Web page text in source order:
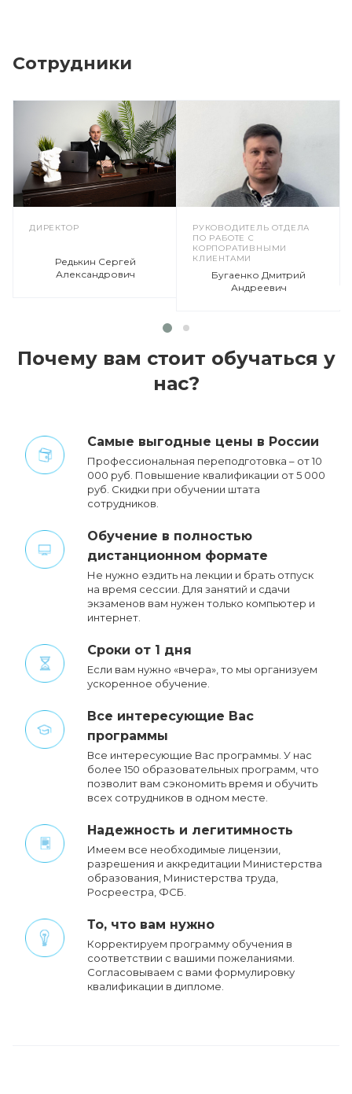
Сотрудники
ДИРЕКТОР
Редькин Сергей
Александрович
РУКОВОДИТЕЛЬ ОТДЕЛА
ПО РАБОТЕ С
КОРПОРАТИВНЫМИ
КЛИЕНТАМИ
Бугаенко Дмитрий
Андреевич
Почему вам стоит обучаться у
нас?
Cамые выгодные цены в России
Профессиональная переподготовка – от 10
000 руб. Повышение квалификации от 5 000
руб. Cкидки при обучении штата
сотрудников.
Обучение в полностью
дистанционном формате
Не нужно ездить на лекции и брать отпуск
на время сессии. Для занятий и сдачи
экзаменов вам нужен только компьютер и
интернет.
Сроки от 1 дня
Если вам нужно «вчера», то мы организуем
ускоренное обучение.
Все интересующие Вас
программы
Все интересующие Вас программы. У нас
более 150 образовательных программ, что
позволит вам сэкономить время и обучить
всех сотрудников в одном месте.
Надежность и легитимность
Имеем все необходимые лицензии,
разрешения и аккредитации Министерства
образования, Министерства труда,
Росреестра, ФСБ.
То, что вам нужно
Корректируем программу обучения в
соответствии с вашими пожеланиями.
Cогласовываем с вами формулировку
квалификации в дипломе.